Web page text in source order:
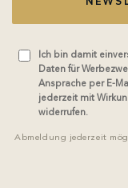
Ich bin damit
Daten für
Ansprache per E-
jederzeit mit
widerrufen.
Abmeldung jederzeit